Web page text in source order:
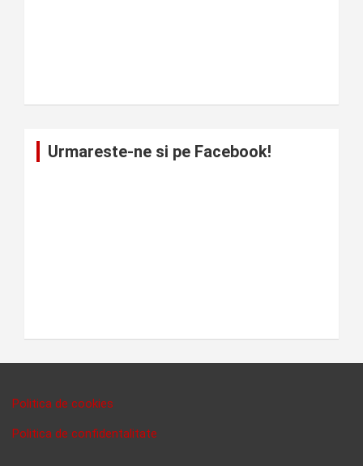
Urmareste-ne si pe Facebook!
Politica de cookies
Politica de confidentalitate